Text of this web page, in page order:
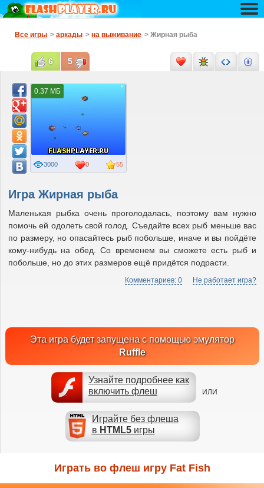
Все игры > аркады > на выживание > Жирная рыба
Игра Жирная рыба
Маленькая рыбка очень проголодалась, поэтому вам нужно
помочь ей одолеть свой голод. Съедайте всех рыб меньше вас
по размеру, но опасайтесь рыб побольше, иначе и вы пойдёте
кому-нибудь на обед. Со временем вы сможете есть рыб и
побольше, но до этих размеров ещё придётся подрасти.
Комментариев: 0 Не работает игра?
Эта игра будет запущена с помощью эмулятор
Ruffle
Узнайте подробнее как
включить флеш
ИЛИ
Играйте без флеша
в HTML5игры
55
3000 0
0.37 МБ
6 5
Играть во флеш игру Fat Fish